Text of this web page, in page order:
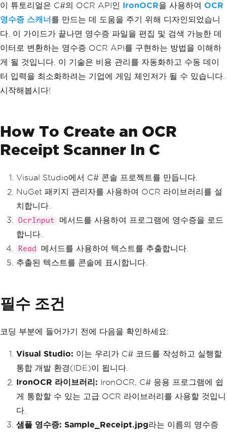
이 튜토리얼은 C#의 OCR API인 IronOCR을 사용하여 OCR
영수증 스캐너 를 만드는 데 도움을 주기 위해 디자인되었습니
다. 이 가이드가 끝나면 영수증 파일을 편집 및 검색 가능한 데
이터로 변환하는 영수증 OCR API를 구현하는 방법을 이해하
게 될 것입니다. 이 기술은 비용 관리를 자동화하고 수동 데이
터 입력을 최소화하려는 기업에 게임 체인저가 될 수 있습니다.
시작해봅시다!
How To Create an OCR
Receipt Scanner In C
Visual Studio에서 C# 콘솔 프로젝트를 만듭니다.
NuGet 패키지 관리자를 사용하여 OCR 라이브러리를 설
치합니다.
OcrInput
메서드를 사용하여 프로그램에 영수증을 로드
합니다.
Read
메서드를 사용하여 텍스트를 추출합니다.
추출된 텍스트를 콘솔에 표시합니다.
필수 조건
코딩 부분에 들어가기 전에 다음을 확인하세요:
Visual Studio: 이는 우리가 C# 코드를 작성하고 실행할
통합 개발 환경(IDE)이 됩니다.
IronOCR 라이브러리: IronOCR, C# 응용 프로그램에 쉽
게 통합할 수 있는 고급 OCR 라이브러리를 사용할 것입니
다.
샘플 영수증: Sample_Receipt.jpg라는 이름의 영수증